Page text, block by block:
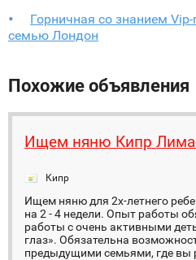
Горничная со знанием
семью Лондон
Похожие объявления
Ищем няню Кипр
Кипр
Ищем няню для 2х-летнего
на 2 - 4 недели. Опыт работы
работы с очень активными
глаз». Обязательна
предыдущими семьями, где вы